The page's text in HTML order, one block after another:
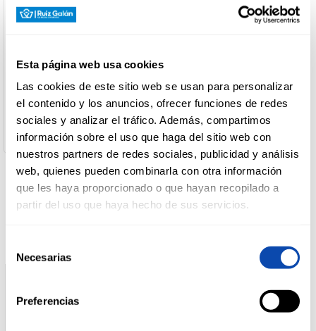
Esta página web usa cookies
Las cookies de este sitio web se usan para personalizar
el contenido y los anuncios, ofrecer funciones de redes
sociales y analizar el tráfico. Además, compartimos
información sobre el uso que haga del sitio web con
nuestros partners de redes sociales, publicidad y análisis
web, quienes pueden combinarla con otra información
que les haya proporcionado o que hayan recopilado a
partir del uso que haya hecho de sus servicios.
Necesarias
Preferencias
DROGUERÍA
PERFUMERÍA
E HIGIENE
Denominación de alimento:
Picatostes fritos bolsa 75 g
Nombre de Operador:
Dirección del Operador:
C/Araba 5 20305 IRUN GUIPUZCOA España
Cantidad neta:
75 gr
Productos relacionados